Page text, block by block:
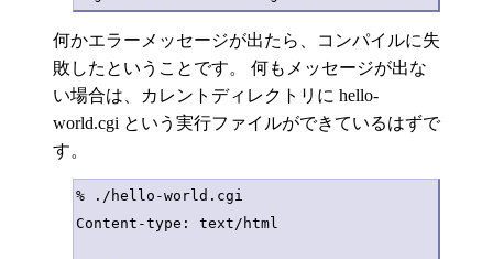
何かエラーメッセージが出たら、コンパイルに失
敗したということです。 何もメッセージが出な
い場合は、カレントディレクトリに hello-
world.cgi という実行ファイルができているはずで
す。
% ./hello-world.cgi
Content-type: text/html